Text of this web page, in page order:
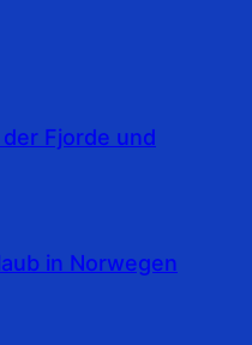
Fjorde und
in Norwegen